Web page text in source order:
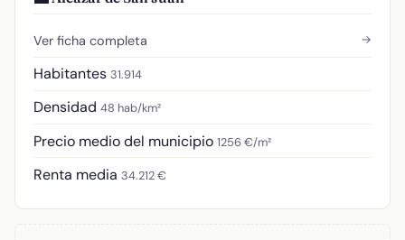
Ver ficha completa →
Habitantes 31.914
Densidad 48 hab/km²
Precio medio del municipio 1256 €/m²
Renta media 34.212 €